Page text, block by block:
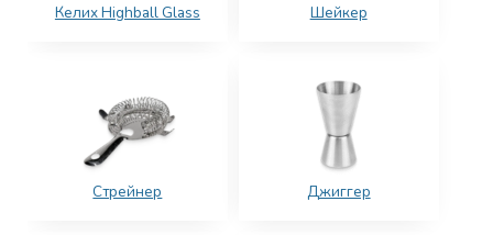
Келих Highball Glass Шейкер
Стрейнер Джиггер